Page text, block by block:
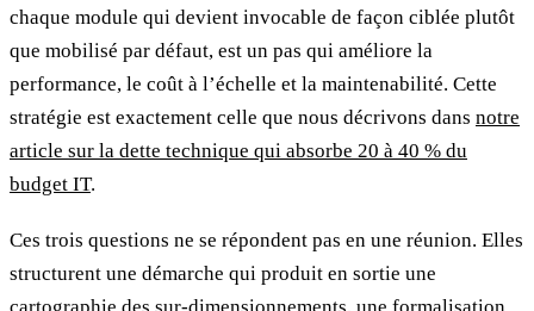
chaque module qui devient invocable de façon ciblée plutôt
que mobilisé par défaut, est un pas qui améliore la
performance, le coût à l’échelle et la maintenabilité. Cette
stratégie est exactement celle que nous décrivons dans notre
article sur la dette technique qui absorbe 20 à 40 % du
budget IT.
Ces trois questions ne se répondent pas en une réunion. Elles
structurent une démarche qui produit en sortie une